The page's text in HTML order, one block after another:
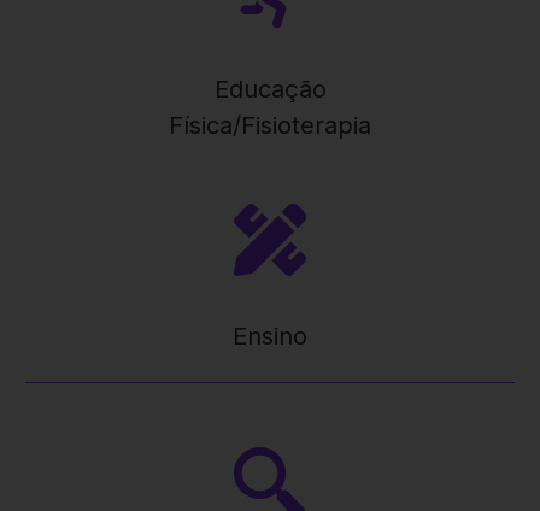
Educação
Física/Fisioterapia
Ensino